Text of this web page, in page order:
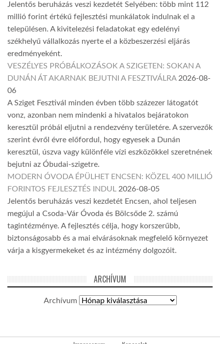
Jelentős beruházás veszi kezdetét Selyében: több mint 112
millió forint értékű fejlesztési munkálatok indulnak el a
településen. A kivitelezési feladatokat egy edelényi
székhelyű vállalkozás nyerte el a közbeszerzési eljárás
eredményeként.
VESZÉLYES PRÓBÁLKOZÁSOK A SZIGETEN: SOKAN A
DUNÁN ÁT AKARNAK BEJUTNI A FESZTIVÁLRA 2026-08-
06
A Sziget Fesztivál minden évben több százezer látogatót
vonz, azonban nem mindenki a hivatalos bejáratokon
keresztül próbál eljutni a rendezvény területére. A szervezők
szerint évről évre előfordul, hogy egyesek a Dunán
keresztül, úszva vagy különféle vízi eszközökkel szeretnének
bejutni az Óbudai-szigetre.
MODERN ÓVODA ÉPÜLHET ENCSEN: KÖZEL 400 MILLIÓ
FORINTOS FEJLESZTÉS INDUL 2026-08-05
Jelentős beruházás veszi kezdetét Encsen, ahol teljesen
megújul a Csoda-Vár Óvoda és Bölcsőde 2. számú
tagintézménye. A fejlesztés célja, hogy korszerűbb,
biztonságosabb és a mai elvárásoknak megfelelő környezet
várja a kisgyermekeket és az intézmény dolgozóit.
ARCHÍVUM
Archívum